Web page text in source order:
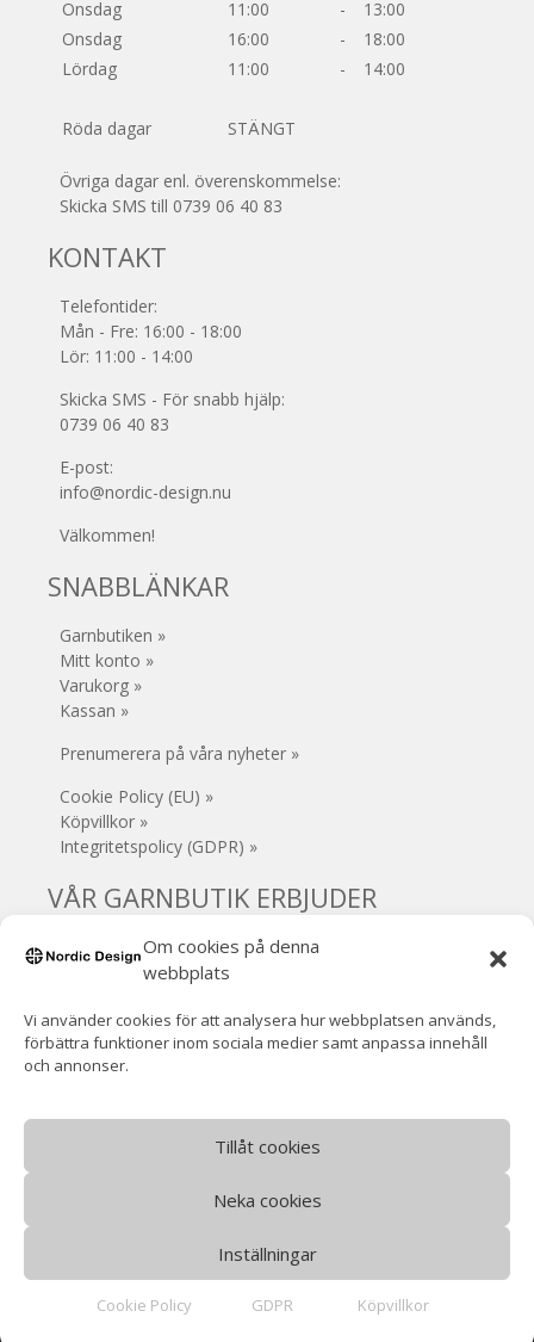
Om cookies på denna
webbplats
Vi använder cookies för att analysera hur webbplatsen används,
förbättra funktioner inom sociala medier samt anpassa innehåll
och annonser.
Tillåt cookies
Neka cookies
Inställningar
Cookie Policy
Onsdag
11:00 -
13:00
Onsdag
16:00 -
18:00
Lördag
11:00 - 14:00
Röda dagar STÄNGT
Övriga dagar enl. överenskommelse:
Skicka SMS till 0739 06 40 83
KONTAKT
Telefontider:
Mån - Fre: 16:00 - 18:00
Lör: 11:00 - 14:00
Skicka SMS - För snabb hjälp:
0739 06 40 83
E-post:
info@nordic-design.nu
Välkommen!
SNABBLÄNKAR
Garnbutiken »
Mitt konto »
Varukorg »
Kassan »
Prenumerera på våra nyheter »
Cookie Policy (EU) »
Köpvillkor »
Integritetspolicy (GDPR) »
VÅR GARNBUTIK ERBJUDER
• Säker e-handel
• Gratis frakt (Sverige) vid köp över 1000 kr
• Inga extra avgifter
• Supersnabb leverans!
• Handla / hämta garnet i Mjölby
• VOEC-registrerad (Norge)
Norsk moms ingår (ingen tullavgift)
Nordic Design - Alla rättigheter reserverade.